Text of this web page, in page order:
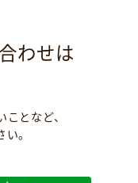
わせは
となど、
。